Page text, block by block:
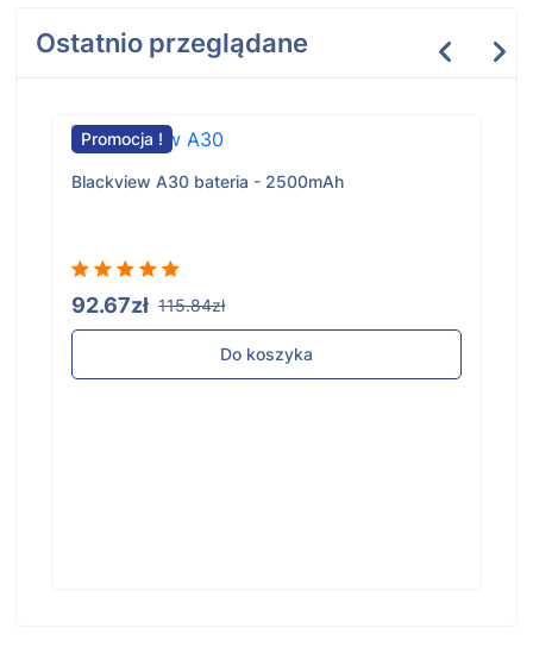
Ostatnio przeglądane
Promocja !
Blackview A30 bateria - 2500mAh
92.67zł 115.84zł
Do koszyka